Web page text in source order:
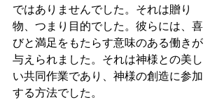
ではありませんでした。それは贈り
物、つまり目的でした。彼らには、喜
びと満足をもたらす意味のある働きが
与えられました。それは神様との美し
い共同作業であり、神様の創造に参加
する方法でした。